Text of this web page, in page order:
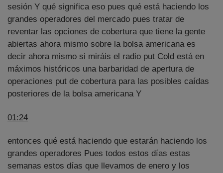
sesión Y qué significa eso pues qué está haciendo los
grandes operadores del mercado pues tratar de
reventar las opciones de cobertura que tiene la gente
abiertas ahora mismo sobre la bolsa americana es
decir ahora mismo si miráis el radio put Cold está en
máximos históricos una barbaridad de apertura de
operaciones put de cobertura para las posibles caídas
posteriores de la bolsa americana Y
01:24
entonces qué está haciendo que estarán haciendo los
grandes operadores Pues todos estos días estas
semanas estos días que llevamos de enero y los